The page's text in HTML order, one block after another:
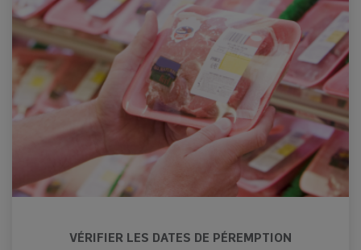
VÉRIFIER LES DATES DE PÉREMPTION